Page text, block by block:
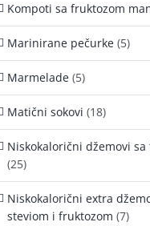
Kompoti sa fruktozom
Marinirane pečurke (5)
Marmelade (5)
Matični sokovi (18)
Niskokalorični džemovi
(25)
Niskokalorični extra
steviom i fruktozom (7)